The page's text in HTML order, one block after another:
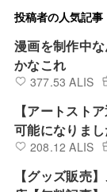
投稿者の人気記事
漫画を制作中
かなこれ
377.53 ALIS
【アートスト
可能になりまし
208.12 ALIS
【グッズ販売